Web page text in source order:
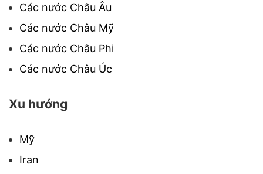
Các nước Châu Âu
Các nước Châu Mỹ
Các nước Châu Phi
Các nước Châu Úc
Xu hướng
Mỹ
Iran